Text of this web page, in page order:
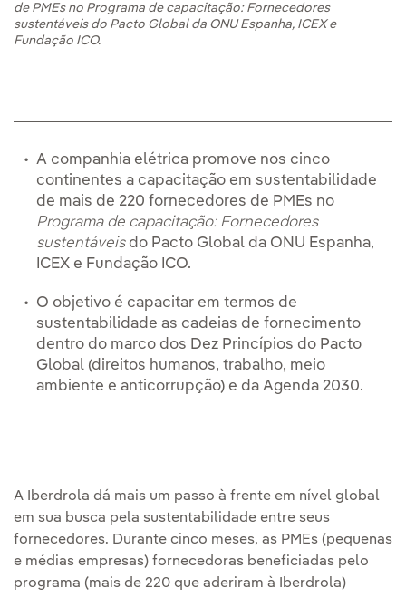
de PMEs no Programa de capacitação: Fornecedores
sustentáveis do Pacto Global da ONU Espanha, ICEX e
Fundação ICO.
A companhia elétrica promove nos cinco
continentes a capacitação em sustentabilidade
de mais de 220 fornecedores de PMEs no
Programa de capacitação: Fornecedores
sustentáveisdo Pacto Global da ONU Espanha,
ICEX e Fundação ICO.
O objetivo é capacitar em termos de
sustentabilidade as cadeias de fornecimento
dentro do marco dos Dez Princípios do Pacto
Global (direitos humanos, trabalho, meio
ambiente e anticorrupção) e da Agenda 2030.
A Iberdrola dá mais um passo à frente em nível global
em sua busca pela sustentabilidade entre seus
fornecedores. Durante cinco meses, as PMEs (pequenas
e médias empresas) fornecedoras beneficiadas pelo
programa (mais de 220 que aderiram à Iberdrola)